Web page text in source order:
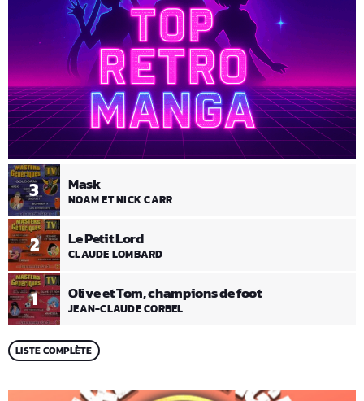
1 Olive et Tom, champions de foot
JEAN-CLAUDE CORBEL
2 Le Petit Lord
CLAUDE LOMBARD
3 Mask
NOAM ET NICK CARR
LISTE COMPLÈTE